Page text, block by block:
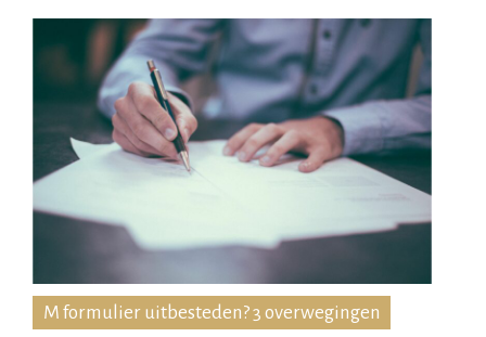
M formulier uitbesteden? 3 overwegingen